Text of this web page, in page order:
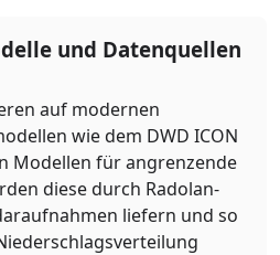
und Datenquellen
auf modernen
wie dem DWD ICON
Modellen für angrenzende
diese durch Radolan-
liefern und so